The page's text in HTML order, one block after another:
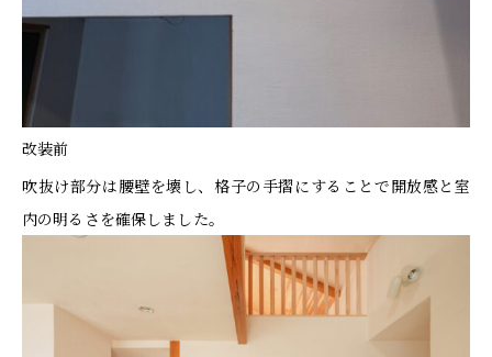
改装前
吹抜け部分は腰壁を壊し、格子の手摺にすることで開放感と室
内の明るさを確保しました。